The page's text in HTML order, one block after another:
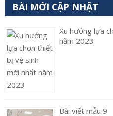
BÀI MỚI CẬP NHẬT
Xu hướng lựa
năm 2023
Bài viết mẫu 9